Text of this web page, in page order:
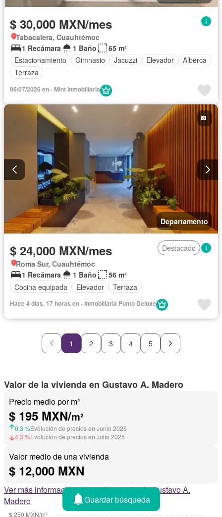
$ 30,000 MXN/mes
Tabacalera, Cuauhtémoc
1 Recámara
1 Baño
65 m²
Estacionamiento
Gimnasio Jacuzzi Elevador
Alberca
Terraza
06/07/2026 en - Mint Inmobiliaria
Departamento
$ 24,000 MXN/mes
Destacado
Roma Sur, Cuauhtémoc
1 Recámara
1 Baño
56 m²
Cocina equipada
Elevador Terraza
Hace 4 días, 17 horas en - Inmobiliaria Punto Deluxe
1 2 3 4 5
Valor de la vivienda en Gustavo A. Madero
Precio medio por m²
$ 195 MXN/m²
0.3 %Evolución de precios en Junio 2026
4.3 %Evolución de precios en Julio 2025
Valor medio de una vivienda
$ 12,000 MXN
Ver más información sobre el mercado de Gustavo A.
Madero
Guardar búsqueda